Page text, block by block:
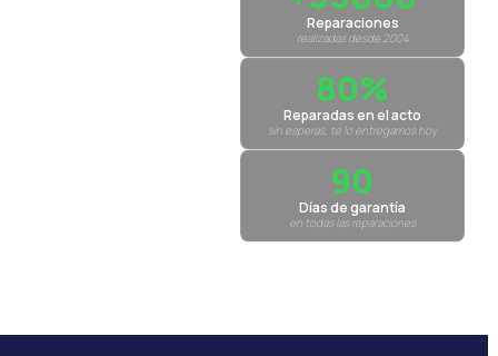
Reparaciones
realizadas desde 2004
80%
Reparadas en el acto
sin esperas, te lo entregamos hoy
90
Días de garantía
en todas las reparaciones